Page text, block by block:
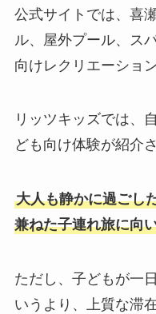
公式サイトでは、喜
ル、屋外プール、ス
向けレクリエーショ
リッツキッズでは、
ども向け体験が紹介
大人も静かに過ごし
兼ねた子連れ旅に向
ただし、子どもが一
いうより、上質な滞